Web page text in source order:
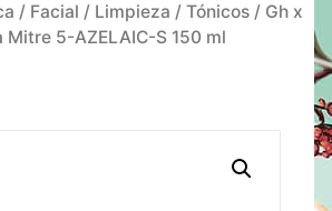
/ Facial / Limpieza / Tónicos / Gh x
Mitre 5-AZELAIC-S 150 ml